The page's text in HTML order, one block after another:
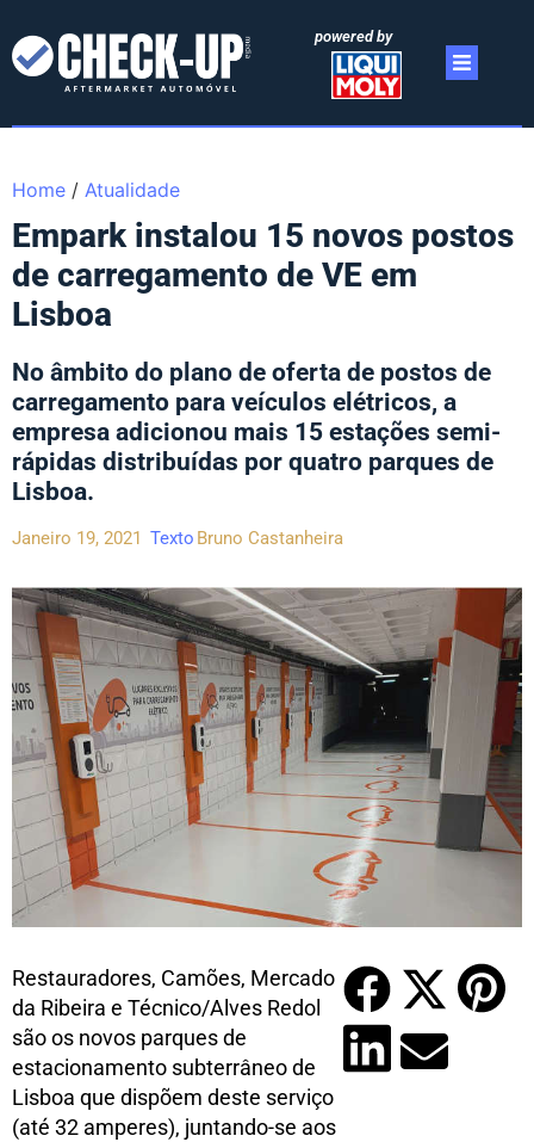
powered by
Home / Atualidade
Empark instalou 15 novos postos
de carregamento de VE em
Lisboa
No âmbito do plano de oferta de postos de
carregamento para veículos elétricos, a
empresa adicionou mais 15 estações semi-
rápidas distribuídas por quatro parques de
Lisboa.
Janeiro 19, 2021 Texto Bruno Castanheira
Restauradores, Camões, Mercado
da Ribeira e Técnico/Alves Redol
são os novos parques de
estacionamento subterrâneo de
Lisboa que dispõem deste serviço
(até 32 amperes), juntando-se aos